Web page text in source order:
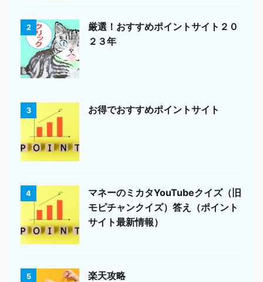
2
厳選！おすすめポイントサイト２０
２３年
3 お得でおすすめポイントサイト
4
マネーのミカタYouTubeクイズ（旧
モピチャンクイズ）答え（ポイント
サイト最新情報）
5 楽天攻略